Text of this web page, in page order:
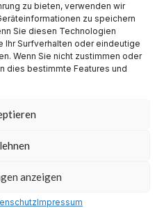
zu bieten, verwenden wir
zu speichern
Sie diesen Technologien
Ihr Surfverhalten oder eindeutige
Wenn Sie nicht zustimmen oder
dies bestimmte Features und
anzeigen
Impressum